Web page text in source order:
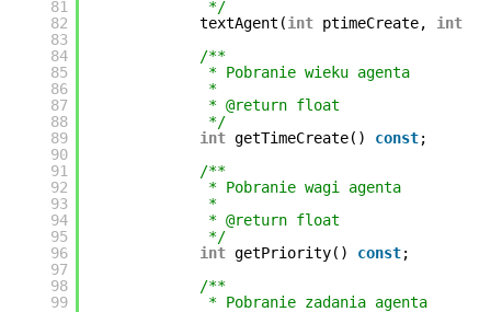
81
82
83
84
85
86
87
88
89
90
91
92
93
94
95
96
97
98
99
*/
textAgent(int ptimeCreate, int
/**
* Pobranie wieku agenta
*
* @return float
*/
int getTimeCreate() const;
/**
* Pobranie wagi agenta
*
* @return float
*/
int getPriority() const;
/**
* Pobranie zadania agenta